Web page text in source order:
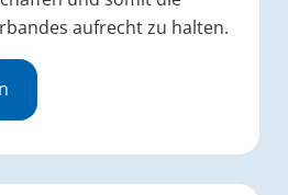
aufrecht zu halten.